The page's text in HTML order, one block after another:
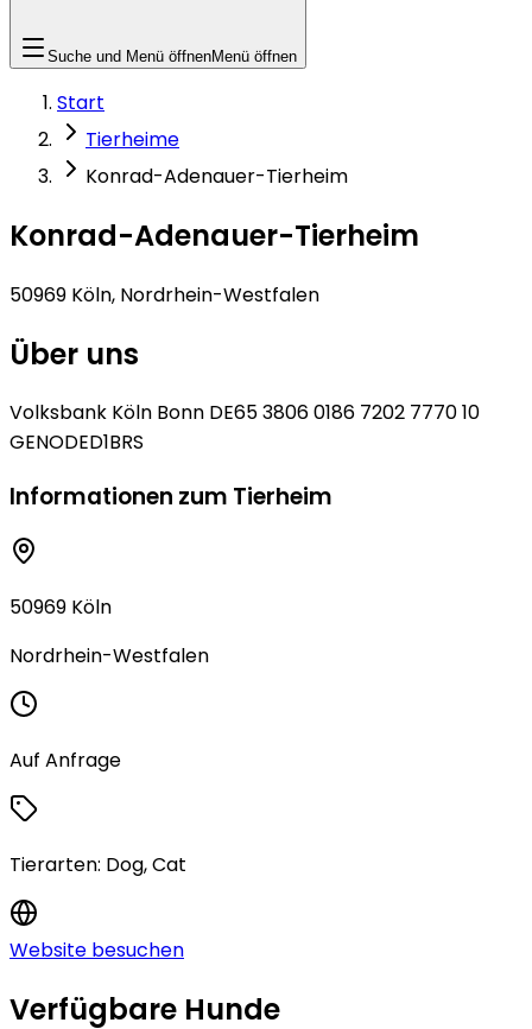
Suche und Menü öffnenMenü öffnen
Start
Tierheime
Konrad-Adenauer-Tierheim
Konrad-Adenauer-Tierheim
50969 Köln, Nordrhein-Westfalen
Über uns
Volksbank Köln Bonn DE65 3806 0186 7202 7770 10
GENODED1BRS
Informationen zum Tierheim
50969 Köln
Nordrhein-Westfalen
Auf Anfrage
Tierarten: Dog, Cat
Website besuchen
Verfügbare Hunde